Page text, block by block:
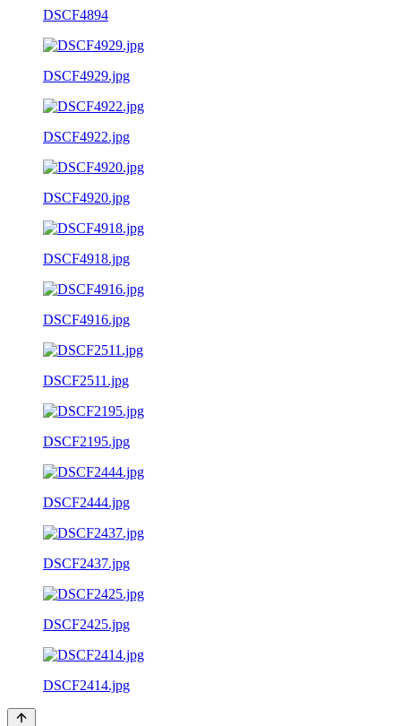
DSCF4894
DSCF4929.jpg
DSCF4922.jpg
DSCF4920.jpg
DSCF4918.jpg
DSCF4916.jpg
DSCF2511.jpg
DSCF2195.jpg
DSCF2444.jpg
DSCF2437.jpg
DSCF2425.jpg
DSCF2414.jpg